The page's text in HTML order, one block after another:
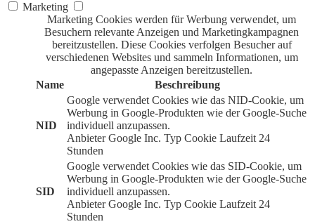
Marketing
Marketing Cookies werden für Werbung verwendet, um
Besuchern relevante Anzeigen und Marketingkampagnen
bereitzustellen. Diese Cookies verfolgen Besucher auf
verschiedenen Websites und sammeln Informationen, um
angepasste Anzeigen bereitzustellen.
Name
Beschreibung
NID
Google verwendet Cookies wie das NID-Cookie, um
Werbung in Google-Produkten wie der Google-Suche
individuell anzupassen.
Anbieter Google Inc. Typ Cookie Laufzeit 24
Stunden
SID
Google verwendet Cookies wie das SID-Cookie, um
Werbung in Google-Produkten wie der Google-Suche
individuell anzupassen.
Anbieter Google Inc. Typ Cookie Laufzeit 24
Stunden